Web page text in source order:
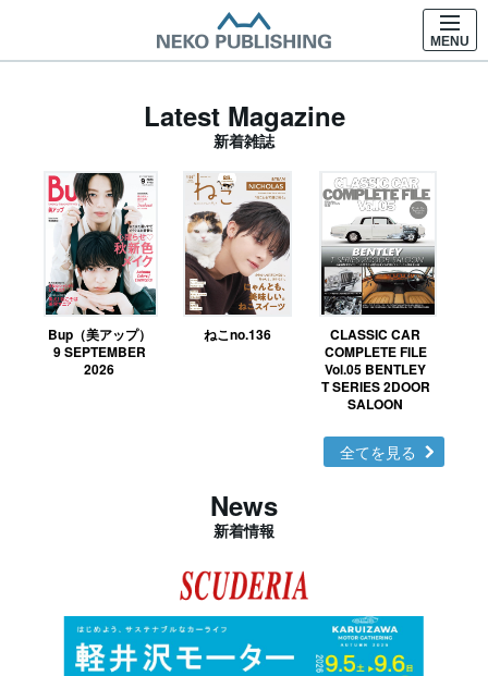
MENU
Latest Magazine
新着雑誌
Bup（美アップ）
9 SEPTEMBER
2026
ねこno.136
CLASSIC CAR
COMPLETE FILE
Vol.05 BENTLEY
T SERIES 2DOOR
SALOON
全てを見る
News
新着情報